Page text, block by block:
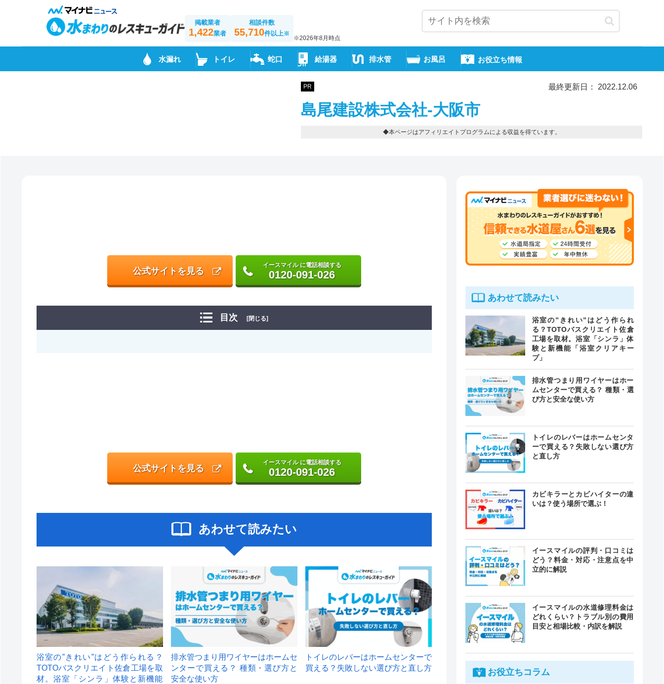
掲載業者
1,422業者
相談件数
55,710件以上※
※2026年8月時点
水漏れ トイレ 蛇口 給湯器 排水管 お風呂 お役立ち情報
PR 最終更新日： 2022.12.06
島尾建設株式会社-大阪市
◆本ページはアフィリエイトプログラムによる収益を得ています。
公式サイトを見る
イースマイル に電話相談する
0120-091-026
目次 [閉じる]
公式サイトを見る
イースマイル に電話相談する
0120-091-026
あわせて読みたい
浴室の”きれい”はどう作られる？
TOTOバスクリエイト佐倉工場を取
材。浴室「シンラ」体験と新機能
排水管つまり用ワイヤーはホームセ
ンターで買える？ 種類・選び方と
安全な使い方
トイレのレバーはホームセンターで
買える？失敗しない選び方と直し方
あわせて読みたい
浴室の”きれい”はどう作られ
る？TOTOバスクリエイト佐倉
工場を取材。浴室「シンラ」体
験と新機能「浴室クリアキー
プ」
排水管つまり用ワイヤーはホー
ムセンターで買える？ 種類・選
び方と安全な使い方
トイレのレバーはホームセンタ
ーで買える？失敗しない選び方
と直し方
カビキラーとカビハイターの違
いは？使う場所で選ぶ！
イースマイルの評判・口コミは
どう？料金・対応・注意点を中
立的に解説
イースマイルの水道修理料金は
どれくらい？トラブル別の費用
目安と相場比較・内訳を解説
お役立ちコラム